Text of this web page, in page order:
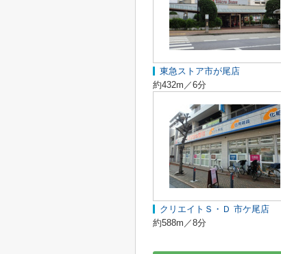
東急ストア市が尾店
約432m／6分
クリエイトＳ・Ｄ 市ケ尾店
約588m／8分